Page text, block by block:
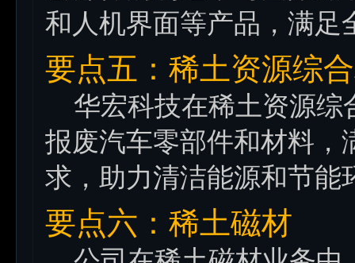
和人机界面等产品，满足
要点五：稀土资源综
华宏科技在稀土资源综
报废汽车零部件和材料，
求，助力清洁能源和节能
要点六：稀土磁材